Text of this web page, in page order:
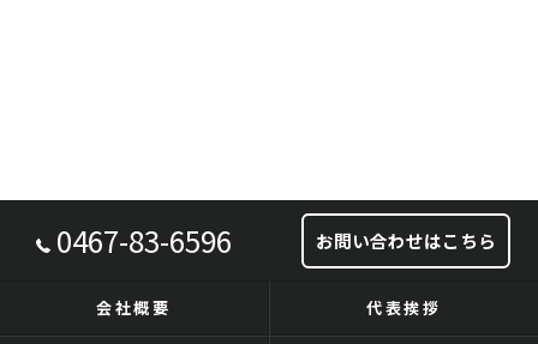
0467-83-6596 お問い合わせはこちら
会社概要 代表挨拶